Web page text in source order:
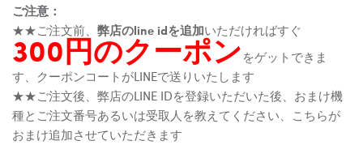
ご注意：
★★ご注文前、 弊店のline idを追加いただければすぐ
300円のクーポンをゲットできま
す、クーポンコートがLINEで送りいたします
★★ご注文後、弊店のLINE IDを登録いただいた後、おまけ機
種とご注文番号あるいは受取人を教えてください、こちらが
おまけ追加させていただきます